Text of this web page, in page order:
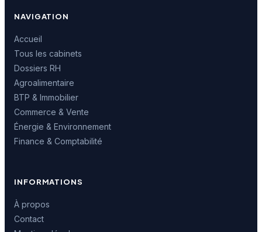
NAVIGATION
Accueil
Tous les cabinets
Dossiers RH
Agroalimentaire
BTP & Immobilier
Commerce & Vente
Énergie & Environnement
Finance & Comptabilité
INFORMATIONS
À propos
Contact